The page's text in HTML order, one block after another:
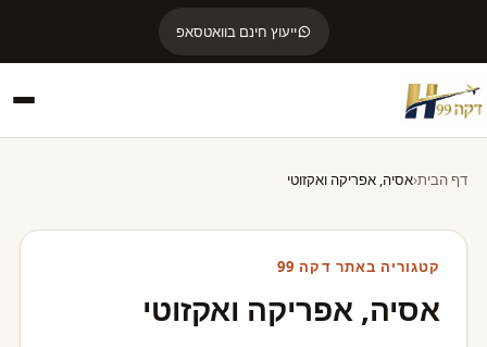
ייעוץ חינם בוואטסאפ
דף הבית אסיה, אפריקה ואקזוטי
קטגוריה באתר דקה 99
אסיה, אפריקה ואקזוטי